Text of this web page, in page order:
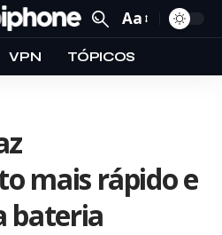
Aa
VPN TÓPICOS
mais rápido e
bateria